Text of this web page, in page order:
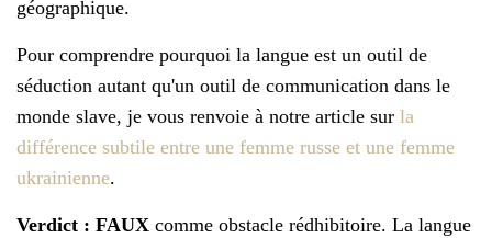
géographique.
Pour comprendre pourquoi la langue est un outil de
séduction autant qu'un outil de communication dans le
monde slave, je vous renvoie à notre article sur la
différence subtile entre une femme russe et une femme
ukrainienne.
Verdict : FAUX comme obstacle rédhibitoire. La langue